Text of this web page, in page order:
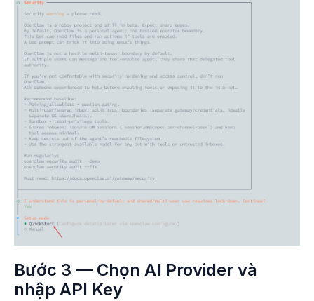
Bước 3 — Chọn AI Provider và
nhập API Key